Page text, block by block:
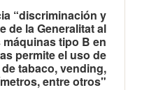
“discriminación y
de la Generalitat al
tipo B en
permite el uso de
tabaco, vending,
entre otros"